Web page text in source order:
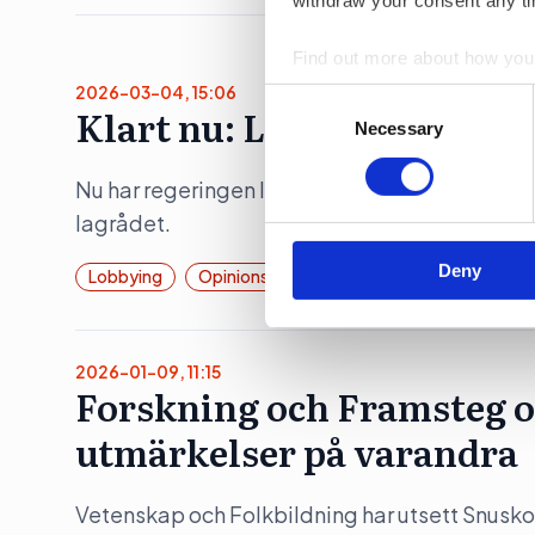
Find out more about how
information about your use
other information that
Necessary
Deny
2026-03-04, 15:06
Klart nu: Lobbyregistret
Nu har regeringen lämnat över remiss som
lagrådet.
Lobbying Opinionsbildning
2026-01-09, 11:15
Forskning och Framsteg
utmärkelser på varandra
Vetenskap och Folkbildning har utsett